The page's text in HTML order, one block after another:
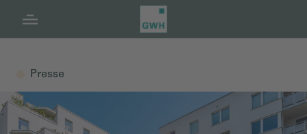
Navigation
Inhalt
Fußzeile
Presse